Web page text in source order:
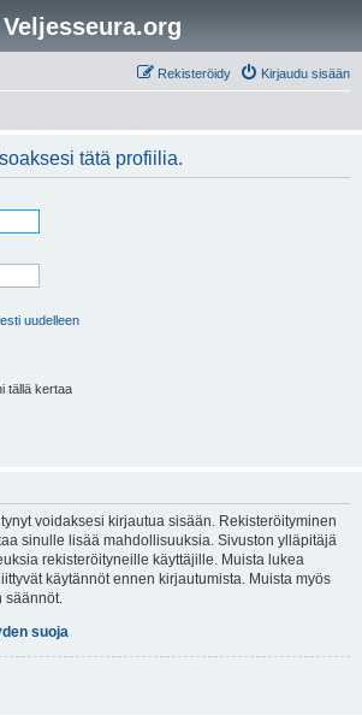
Veljesseura.org
Kirjaudu sisään
Rekisteröidy
tätä profiilia.
uudelleen
tällä kertaa
voidaksesi kirjautua sisään. Rekisteröityminen
sinulle lisää mahdollisuuksia. Sivuston ylläpitäjä
rekisteröityneille käyttäjille. Muista lukea
käytännöt ennen kirjautumista. Muista myös
suoja